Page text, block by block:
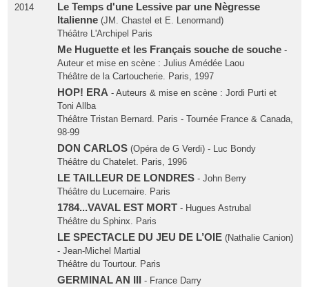
2014
Le Temps d'une Lessive par une Nègresse
Italienne(JM. Chastel et E. Lenormand)
Théâtre L'Archipel Paris
Me Huguette et les Français souche de souche-
Auteur et mise en scène : Julius Amédée Laou
Théâtre de la Cartoucherie. Paris, 1997
HOP! ERA - Auteurs & mise en scène : Jordi Purti et
Toni Allba
Théâtre Tristan Bernard. Paris - Tournée France & Canada,
98-99
DON CARLOS (Opéra de G Verdi) - Luc Bondy
Théâtre du Chatelet. Paris, 1996
LE TAILLEUR DE LONDRES- John Berry
Théâtre du Lucernaire. Paris
1784...VAVAL EST MORT- Hugues Astrubal
Théâtre du Sphinx. Paris
LE SPECTACLE DU JEU DE L’OIE (Nathalie Canion)
- Jean-Michel Martial
Théâtre du Tourtour. Paris
GERMINAL AN III
- France Darry